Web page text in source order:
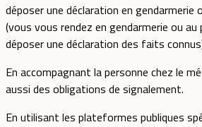
déposer une déclaration en gendarmerie
(vous vous rendez en gendarmerie ou
déposer une déclaration des faits
En accompagnant la personne chez le
aussi des obligations de signalement.
En utilisant les plateformes publiques